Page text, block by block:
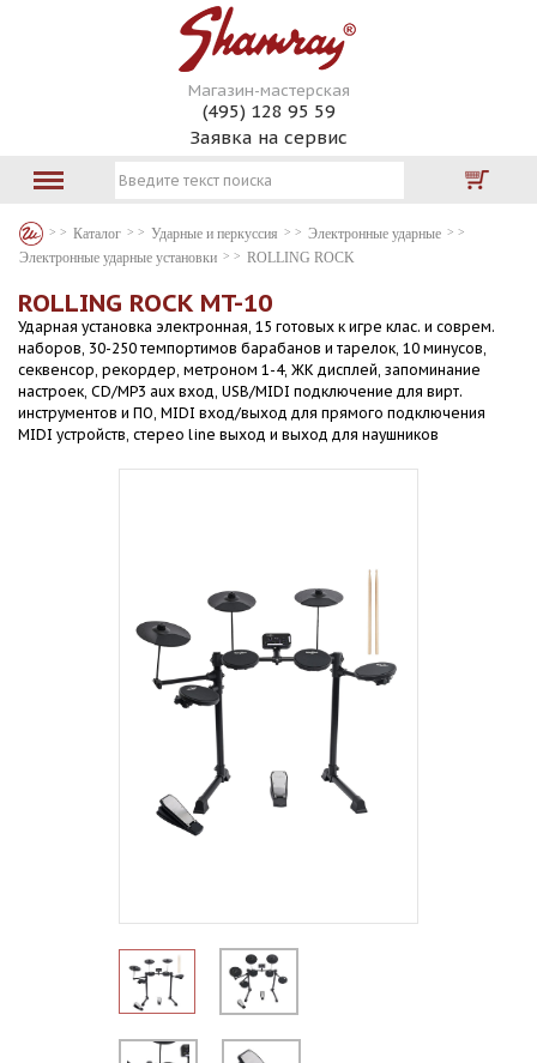
Магазин-мастерская
(495) 128 95 59
Заявка на сервис
Каталог Ударные и перкуссия
Электронные ударные
Электронные ударные установки
ROLLING ROCK
ROLLING ROCK MT-10
Ударная установка электронная, 15 готовых к игре клас. и соврем.
наборов, 30-250 темпортимов барабанов и тарелок, 10 минусов,
секвенсор, рекордер, метроном 1-4, ЖК дисплей, запоминание
настроек, CD/MP3 aux вход, USB/MIDI подключение для вирт.
инструментов и ПО, MIDI вход/выход для прямого подключения
MIDI устройств, стерео line выход и выход для наушников